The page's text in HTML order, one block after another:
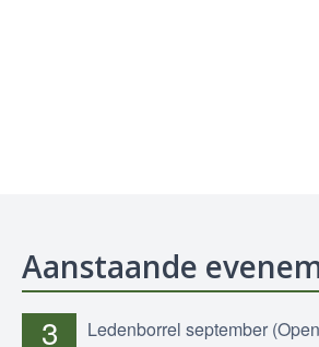
Aanstaande
3 Ledenborrel september